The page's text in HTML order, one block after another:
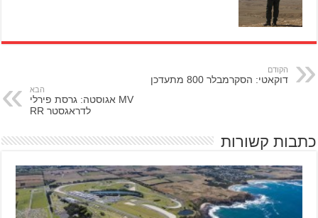
הקודם
דוקאטי: הסקרמבלר 800 מתעדכן
הבא
MV אגוסטה: גרסת פירלי
לדראגסטר RR
כתבות קשורות